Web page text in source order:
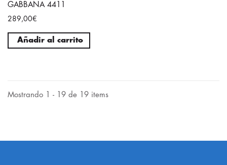
GABBANA 4411
289,00€
Añadir al carrito
Mostrando 1 - 19 de 19 items